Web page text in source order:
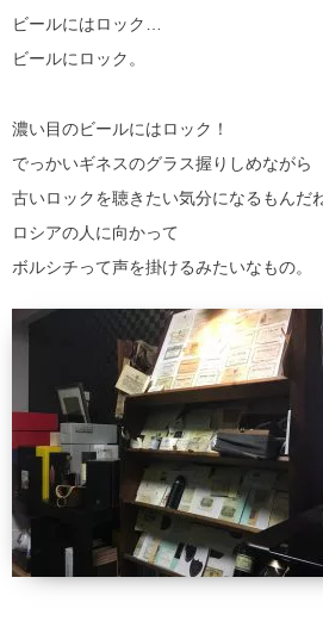
ビールにはロック…
ビールにロック。
濃い目のビールにはロック！
でっかいギネスのグラス握りしめながら
古いロックを聴きたい気分になるもんだ
ロシアの人に向かって
ボルシチって声を掛けるみたいなもの。